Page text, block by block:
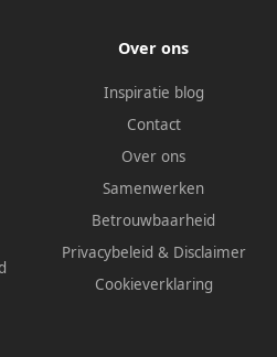
Over ons
Inspiratie blog
Contact
Over ons
Samenwerken
Betrouwbaarheid
Privacybeleid & Disclaimer
Cookieverklaring